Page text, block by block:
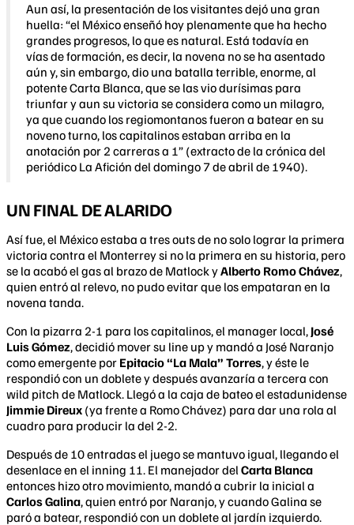
Aun así, la presentación de los visitantes dejó una gran
huella: “el México enseñó hoy plenamente que ha hecho
grandes progresos, lo que es natural. Está todavía en
vías de formación, es decir, la novena no se ha asentado
aún y, sin embargo, dio una batalla terrible, enorme, al
potente Carta Blanca, que se las vio durísimas para
triunfar y aun su victoria se considera como un milagro,
ya que cuando los regiomontanos fueron a batear en su
noveno turno, los capitalinos estaban arriba en la
anotación por 2 carreras a 1” (extracto de la crónica del
periódico La Afición del domingo 7 de abril de 1940).
UN FINAL DE ALARIDO
Así fue, el México estaba a tres outs de no solo lograr la primera
victoria contra el Monterrey si no la primera en su historia, pero
se la acabó el gas al brazo de Matlock yAlberto Romo Chávez,
quien entró al relevo, no pudo evitar que los empataran en la
novena tanda.
Con la pizarra 2-1 para los capitalinos, el manager local, José
Luis Gómez, decidió mover su line up y mandó a José Naranjo
como emergente por Epitacio “La Mala” Torres, y éste le
respondió con un doblete y después avanzaría a tercera con
wild pitch de Matlock. Llegó a la caja de bateo el estadunidense
Jimmie Direux (ya frente a Romo Chávez) para dar una rola al
cuadro para producir la del 2-2.
Después de 10 entradas el juego se mantuvo igual, llegando el
desenlace en el inning 11. El manejador delCarta Blanca
entonces hizo otro movimiento, mandó a cubrir la inicial a
Carlos Galina, quien entró por Naranjo, y cuando Galina se
paró a batear, respondió con un doblete al jardín izquierdo.